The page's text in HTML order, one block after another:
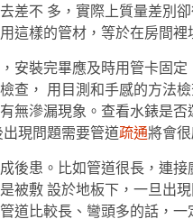
差不 多，實際上質量差別
這樣的管材，等於在房間裡
裝完畢應及時用管卡固定
查， 用目測和手感的方法
無滲漏現象。查看水錶是否
現問題需要管道疏通將會
患。比如管道很長，連接
被敷 設於地板下，一旦出
道比較長、彎頭多的話，一